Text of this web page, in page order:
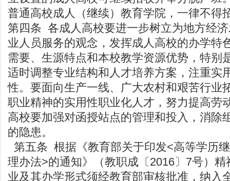
普通高校成人（继续）教育学院，一律不得
第四条 各成人高校要进一步树立为地方经
业人员服务的观念，发挥成人高校的办学特
需要、生源特点和本校教学资源优势，特别
适时调整专业结构和人才培养方案，注重实
性。要面向生产一线、广大农村和艰苦行业
职业精神的实用性职业化人才，努力提高劳
高校要加强对函授站点的管理和投入，消除
的隐患。
第五条 根据《教育部关于印发<高等学历
理办法>的通知》（教职成〔2016〕7号）
业及其办学形式须经教育部审核批准，纳入